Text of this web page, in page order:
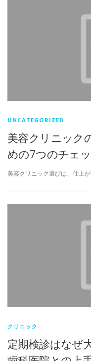
UNCATEGORIZED
美容クリニック
めの7つのチェ
美容クリニック選びは、仕上
クリニック
定期検診はなぜ